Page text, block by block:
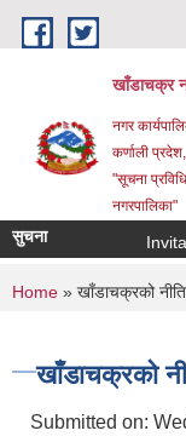
Skip to main content
खाँडाचक्र
नगर
क‍र्णाली प्रदेश,
"सूचना
नगरपालिका"
सुचना
You are
Home » खाँडाचक्रको
खाँडाचक्रको
Submitted on: